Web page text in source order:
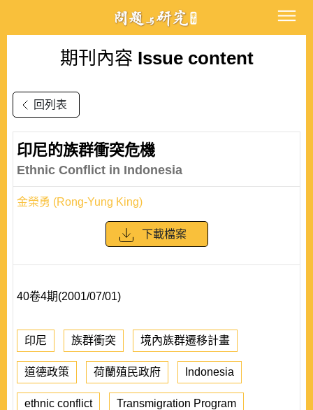
期刊內容 Issue content
回列表
印尼的族群衝突危機
Ethnic Conflict in Indonesia
金榮勇 (Rong-Yung King)
下載檔案
40卷4期(2001/07/01)
印尼 族群衝突 境內族群遷移計畫
道德政策 荷蘭殖民政府 Indonesia
ethnic conflict Transmigration Program